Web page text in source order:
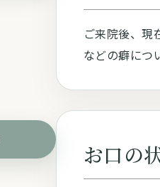
ご来院後、現
などの癖につ
お口の